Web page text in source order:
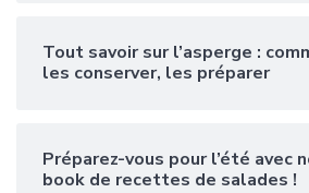
Tout savoir sur l’asperge :
les conserver, les préparer
Préparez-vous pour l’été avec
book de recettes de salades !